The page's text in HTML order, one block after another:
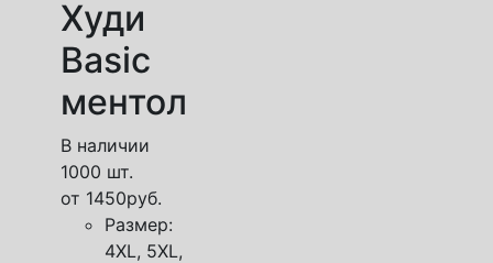
Худи
Basic
ментол
В наличии
1000 шт.
от 1450руб.
Размер:
4XL, 5XL,